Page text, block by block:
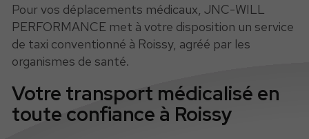
Pour vos déplacements médicaux, JNC-WILL
PERFORMANCE met à votre disposition un service
de taxi conventionné à Roissy, agréé par les
organismes de santé.
Votre transport médicalisé en
toute confiance à Roissy